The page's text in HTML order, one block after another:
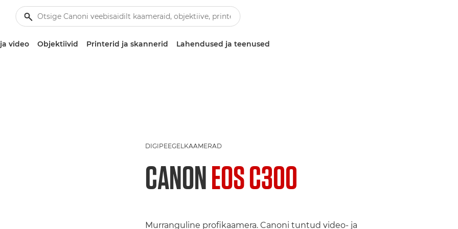
video Objektiivid Printerid ja skannerid Lahendused ja teenused
DIGIPEEGELKAAMERAD
CANONEOS C300
Murranguline profikaamera. Canoni tuntud video- ja